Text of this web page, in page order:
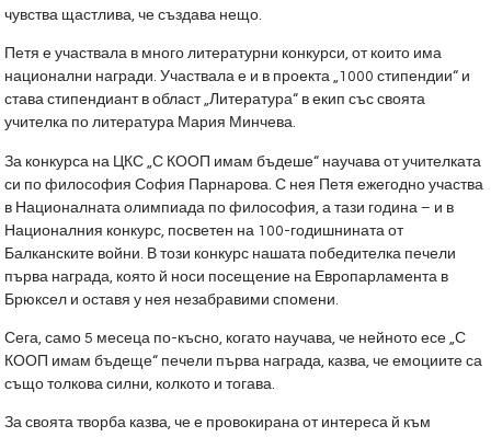
чувства щастлива, че създава нещо.
Петя е участвала в много литературни конкурси, от които има
национални награди. Участвала е и в проекта „1000 стипендии“ и
става стипендиант в област „Литература“ в екип със своята
учителка по литература Мария Минчева.
За конкурса на ЦКС „С КООП имам бъдеше“ научава от учителката
си по философия София Парнарова. С нея Петя ежегодно участва
в Националната олимпиада по философия, а тази година – и в
Националния конкурс, посветен на 100-годишнината от
Балканските войни. В този конкурс нашата победителка печели
първа награда, която й носи посещение на Европарламента в
Брюксел и оставя у нея незабравими спомени.
Сега, само 5 месеца по-късно, когато научава, че нейното есе „С
КООП имам бъдеще“ печели първа награда, казва, че емоциите са
също толкова силни, колкото и тогава.
За своята творба казва, че е провокирана от интереса й към